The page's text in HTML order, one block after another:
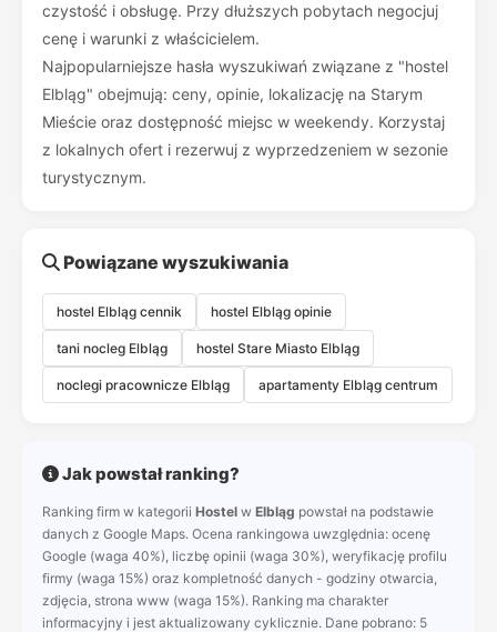
czystość i obsługę. Przy dłuższych pobytach negocjuj
cenę i warunki z właścicielem.
Najpopularniejsze hasła wyszukiwań związane z "hostel
Elbląg" obejmują: ceny, opinie, lokalizację na Starym
Mieście oraz dostępność miejsc w weekendy. Korzystaj
z lokalnych ofert i rezerwuj z wyprzedzeniem w sezonie
turystycznym.
Powiązane wyszukiwania
hostel Elbląg cennik hostel Elbląg opinie
tani nocleg Elbląg hostel Stare Miasto Elbląg
noclegi pracownicze Elbląg apartamenty Elbląg centrum
Jak powstał ranking?
Ranking firm w kategorii Hostel w Elbląg powstał na podstawie
danych z Google Maps. Ocena rankingowa uwzględnia: ocenę
Google (waga 40%), liczbę opinii (waga 30%), weryfikację profilu
firmy (waga 15%) oraz kompletność danych - godziny otwarcia,
zdjęcia, strona www (waga 15%). Ranking ma charakter
informacyjny i jest aktualizowany cyklicznie. Dane pobrano: 5